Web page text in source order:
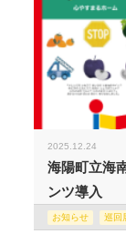
2025.12.24
海陽町立海
ンツ導入
お知らせ 巡回